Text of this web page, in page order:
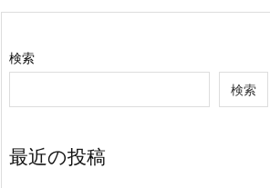
検索
検索
最近の投稿